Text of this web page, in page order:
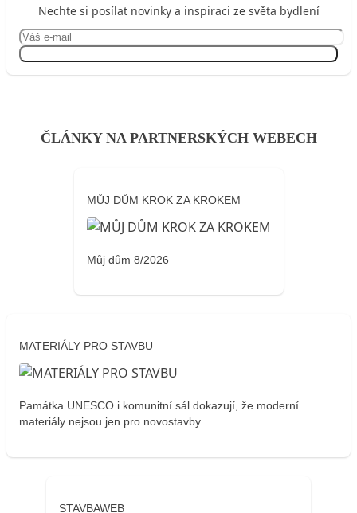
Nechte si posílat novinky a inspiraci ze světa bydlení
ČLÁNKY NA PARTNERSKÝCH WEBECH
MŮJ DŮM KROK ZA KROKEM
Můj dům 8/2026
MATERIÁLY PRO STAVBU
Památka UNESCO i komunitní sál dokazují, že moderní
materiály nejsou jen pro novostavby
STAVBAWEB